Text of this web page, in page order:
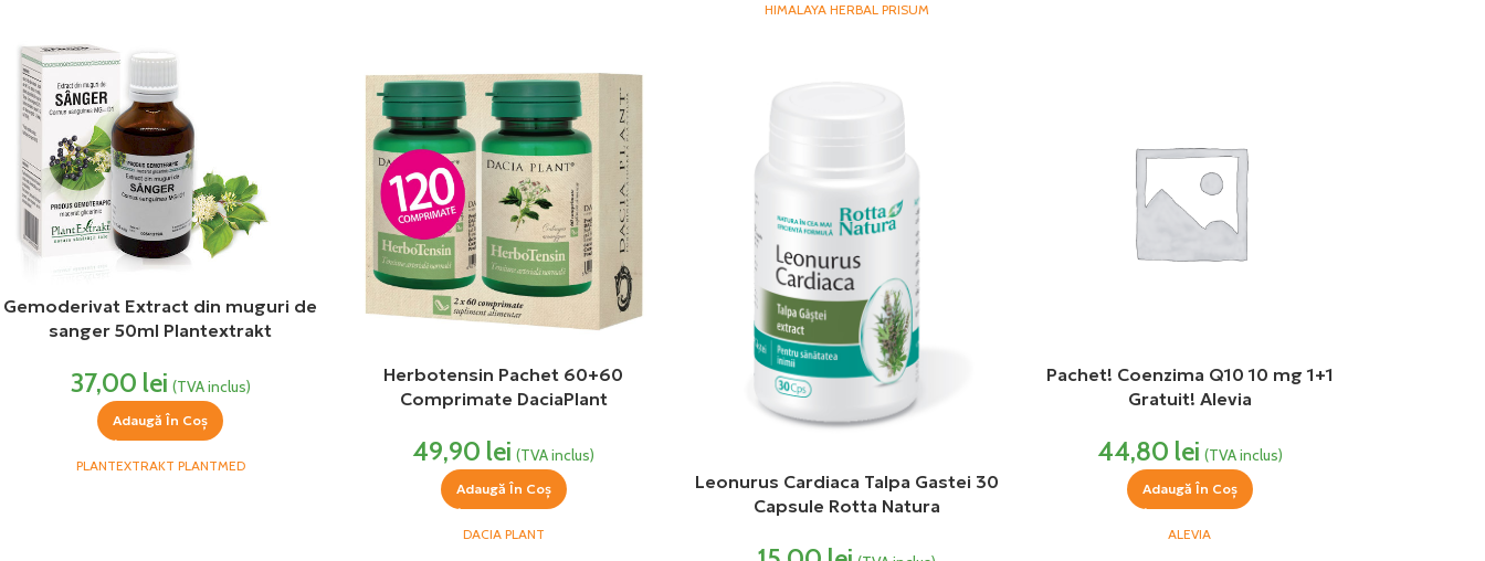
HIMALAYA HERBAL PRISUM
Gemoderivat Extract din muguri de
sanger 50ml Plantextrakt
37,00 lei (TVA inclus)
Adaugă În Coș
PLANTEXTRAKT PLANTMED
Herbotensin Pachet 60+60
Comprimate DaciaPlant
49,90 lei (TVA inclus)
Adaugă În Coș
DACIA PLANT
Leonurus Cardiaca Talpa Gastei 30
Capsule Rotta Natura
Pachet! Coenzima Q10 10 mg 1+1
Gratuit! Alevia
44,80 lei (TVA inclus)
Adaugă În Coș
ALEVIA